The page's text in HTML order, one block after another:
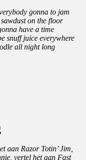
gonna to jam
on the floor
have a time
snuff juice everywhere
all night long
aan Razor Totin’ Jim,
vertel het aan Fast